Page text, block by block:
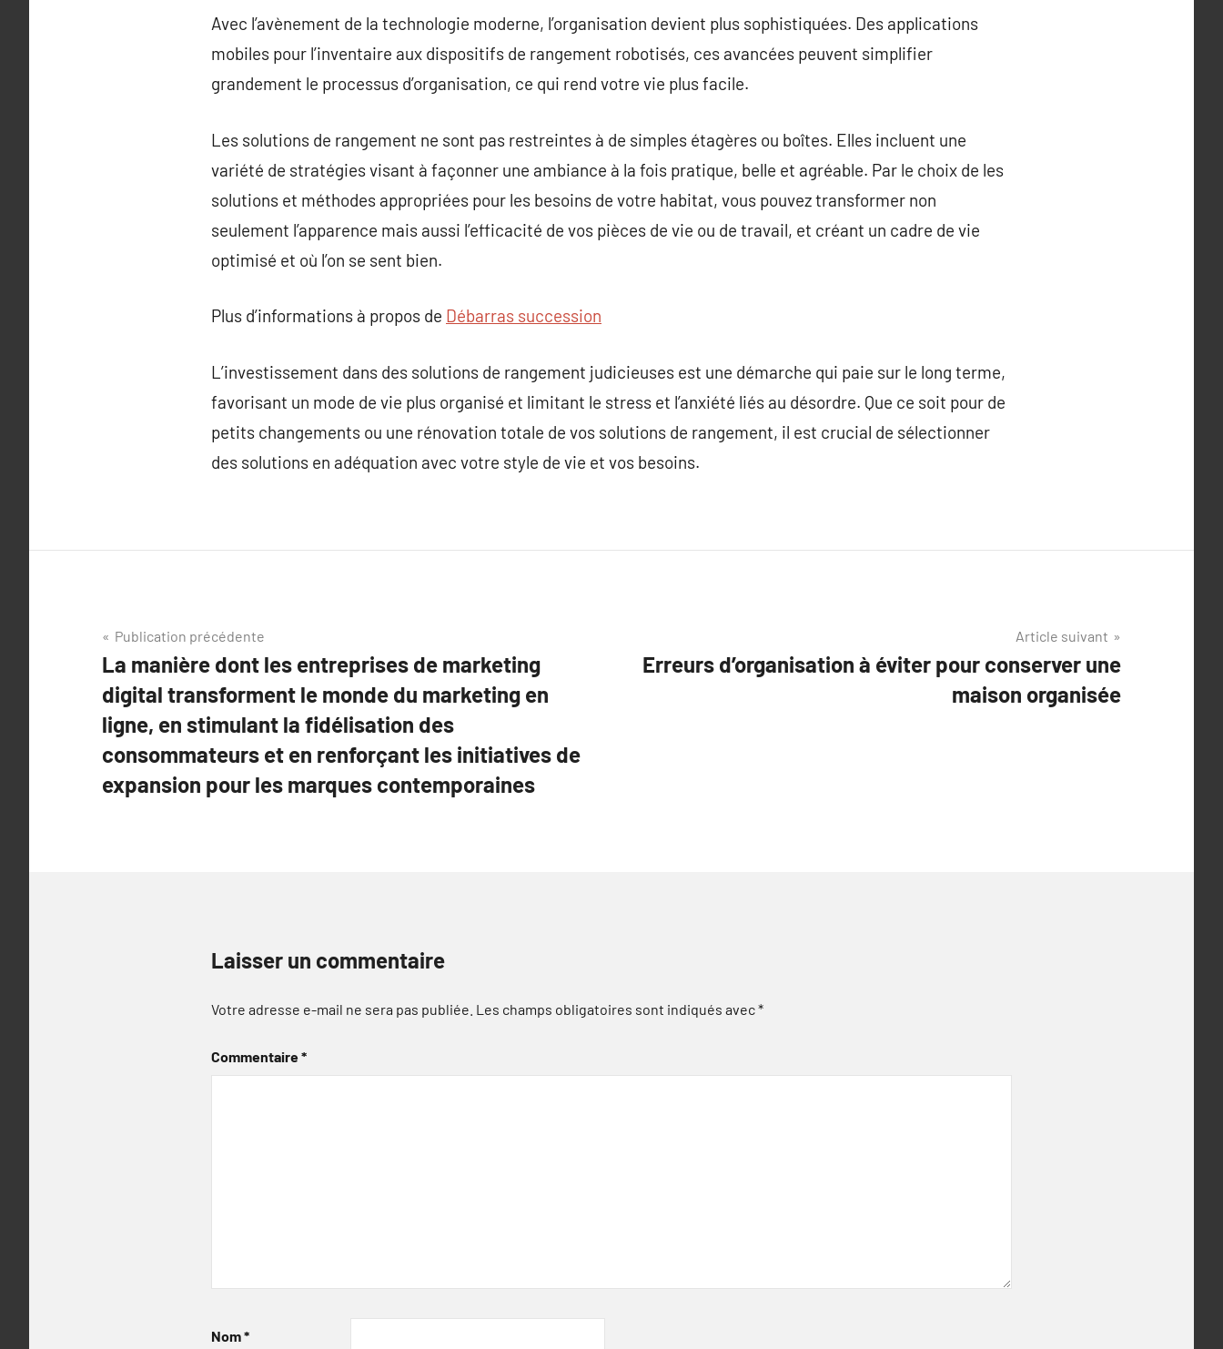
Avec l’avènement de la technologie moderne, l’organisation devient plus sophistiquées. Des applications
mobiles pour l’inventaire aux dispositifs de rangement robotisés, ces avancées peuvent simplifier
grandement le processus d’organisation, ce qui rend votre vie plus facile.
Les solutions de rangement ne sont pas restreintes à de simples étagères ou boîtes. Elles incluent une
variété de stratégies visant à façonner une ambiance à la fois pratique, belle et agréable. Par le choix de les
solutions et méthodes appropriées pour les besoins de votre habitat, vous pouvez transformer non
seulement l’apparence mais aussi l’efficacité de vos pièces de vie ou de travail, et créant un cadre de vie
optimisé et où l’on se sent bien.
Plus d’informations à propos de Débarras succession
L’investissement dans des solutions de rangement judicieuses est une démarche qui paie sur le long terme,
favorisant un mode de vie plus organisé et limitant le stress et l’anxiété liés au désordre. Que ce soit pour de
petits changements ou une rénovation totale de vos solutions de rangement, il est crucial de sélectionner
des solutions en adéquation avec votre style de vie et vos besoins.
Navigation
de
l’article
Publication précédente
La manière dont les entreprises de marketing
digital transforment le monde du marketing en
ligne, en stimulant la fidélisation des
consommateurs et en renforçant les initiatives de
expansion pour les marques contemporaines
Article suivant
Erreurs d’organisation à éviter pour conserver une
maison organisée
Laisser un commentaire
Votre adresse e-mail ne sera pas publiée. Les champs obligatoires sont indiqués avec*
Commentaire*
Nom*